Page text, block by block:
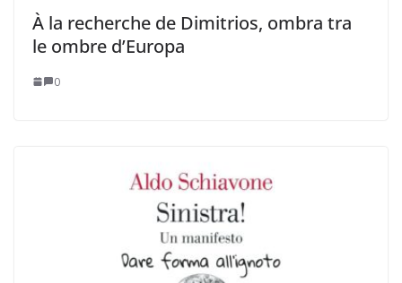
À la recherche de Dimitrios, ombra tra
le ombre d’Europa
0